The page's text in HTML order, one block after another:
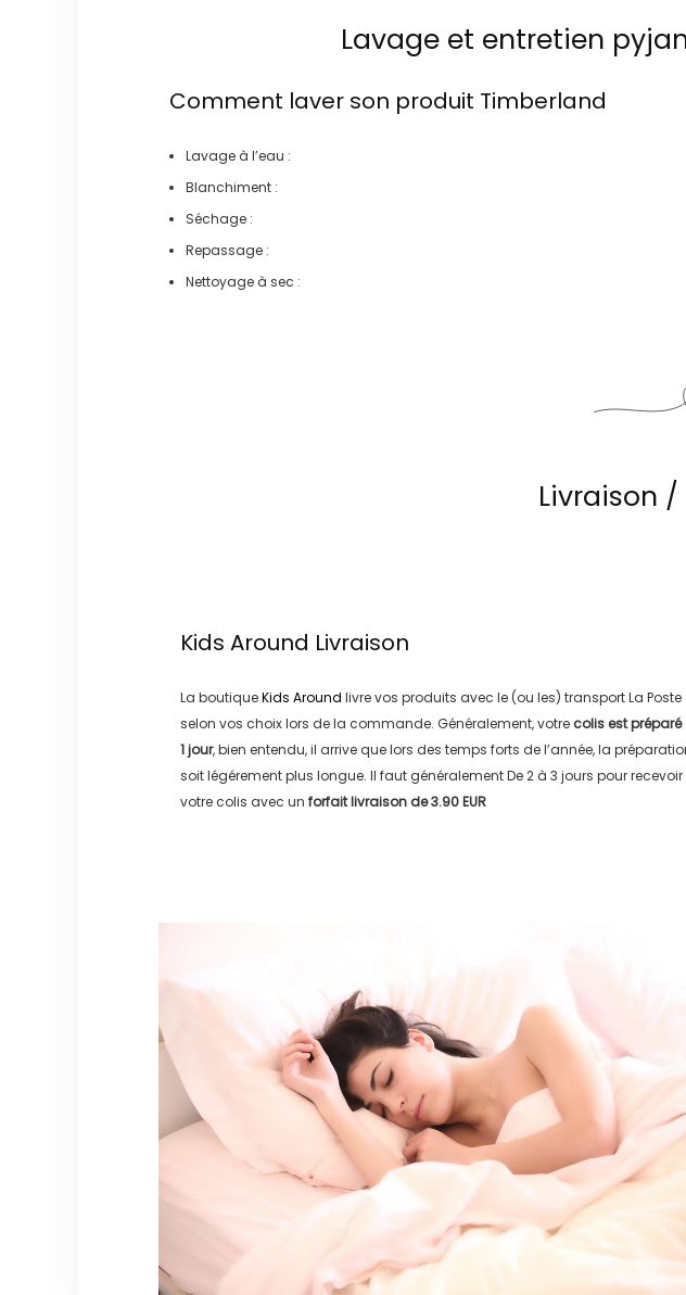
Lavage et entretien
Comment laver son produit Timberland
Lavage à l’eau :
Blanchiment :
Séchage :
Repassage :
Nettoyage à sec :
Livraison
Kids Around Livraison
La boutiqueKids Around livre vos produits avec le (ou les) transportLa Poste
selon vos choix lors de la commande. Généralement, votre colis est préparé
1 jour, bien entendu, il arrive que lors des temps forts de l’année, la
soit légérement plus longue. Il faut généralementDe 2 à 3 jours pour recevoir
votre colis avec un forfait livraison de3.90 EUR